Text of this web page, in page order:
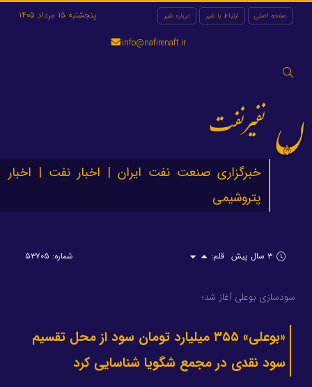
صفحه اصلی ارتباط با نفیر درباره نفیر
جستجو
پنجشنبه 15 مرداد 1405
info@nafirenaft.ir
نفیرنفت
خبرگزاری صنعت نفت ایران | اخبار نفت | اخبار
پتروشیمی
۳ سال پیش قلم: شماره: ۵۳۷۰۵
سودسازی بوعلی آغاز شد؛
«بوعلی» ۳۵۵ میلیارد تومان سود از محل تقسیم
سود نقدی در مجمع شگویا شناسایی کرد